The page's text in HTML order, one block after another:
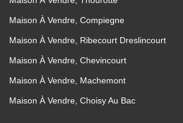
Maison À Vendre, Compiegne
Maison À Vendre, Ribecourt Dreslincourt
Maison À Vendre, Chevincourt
Maison À Vendre, Machemont
Maison À Vendre, Choisy Au Bac